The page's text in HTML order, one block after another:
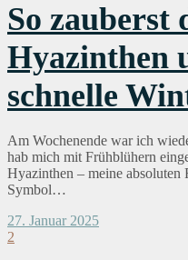
So zauberst
Hyazinthen
schnelle
Am Wochenende war ich
hab mich mit Frühblühern
Hyazinthen – meine absoluten
Symbol…
27. Januar 2025
2